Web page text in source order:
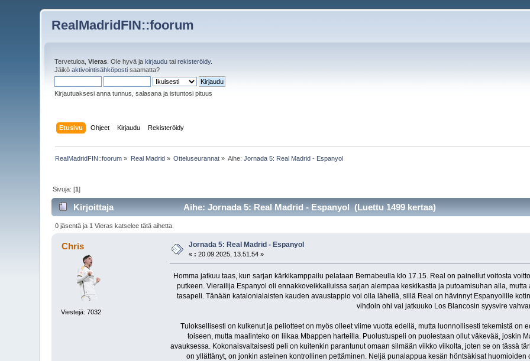
RealMadridFIN::foorum
Tervetuloa,Vieras . Ole hyvä jakirjaudu tairekisteröidy.
Jäiköaktivointisähköposti saamatta?
Kirjautuaksesi anna tunnus, salasana ja istuntosi pituus
Etusivu Ohjeet Kirjaudu Rekisteröidy
RealMadridFIN::foorum » Real Madrid» Otteluseurannat » Aihe:Jornada 5: Real Madrid - Espanyol
Sivuja: [1]
Kirjoittaja Aihe: Jornada 5: Real Madrid - Espanyol (Luettu 1499 kertaa)
0 jäsentä ja 1 Vieras katselee tätä aihetta.
Chris
Viestejä: 7032
Jornada 5: Real Madrid - Espanyol
« : 20.09.2025, 13.51.54 »
Homma jatkuu taas, kun sarjan kärkikamppailu pelataan Bernabeulla klo 17.15. Real on painellut voitosta
putkeen. Vierailija Espanyol oli ennakkoveikkailuissa sarjan alempaa keskikastia ja putoamisuhan alla,
tasapeli. Tänään katalonialaisten kauden avaustappio voi olla lähellä, sillä Real on hävinnyt Espanyolille
vihdoin ohi vai jatkuuko Los Blancosin syysvire
Tuloksellisesti on kulkenut ja peliotteet on myös olleet viime vuotta edellä, mutta luonnollisesti tekemistä on
toiseen, mutta maalinteko on liikaa Mbappen harteilla. Puolustuspeli on puolestaan ollut väkevää, joskin
avauksessa. Kokonaisvaltaisesti peli on kuitenkin parantunut omaan silmään viikko viikolta, joten se on tässä
on yllättänyt, on jonkin asteinen kontrollinen pettäminen. Neljä punalappua kesän höntsäkisat